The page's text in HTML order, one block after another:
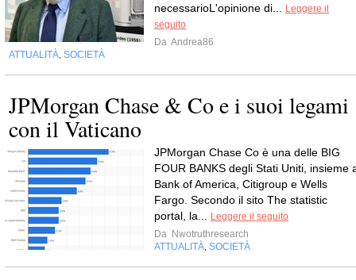
necessarioL'opinione di...
Leggere il
seguito
Da Andrea86
ATTUALITÀ SOCIETÀ
JPMorgan Chase & Co e i suoi legami
con il Vaticano
JPMorgan Chase Co è una delle BIG
FOUR BANKS degli Stati Uniti, insieme
Bank of America, Citigroup e Wells
Fargo. Secondo il sito The statistic
portal, la...
Leggere il seguito
Da Nwotruthresearch
ATTUALITÀ SOCIETÀ